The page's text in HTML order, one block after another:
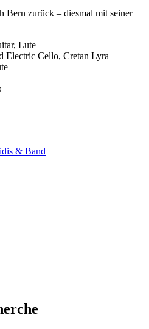
Bern zurück – diesmal mit seiner
Lute
Electric Cello, Cretan Lyra
& Band